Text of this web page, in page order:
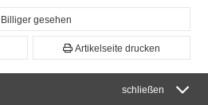
Billiger gesehen
Artikelseite drucken
schließen